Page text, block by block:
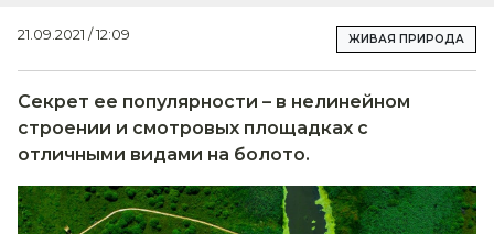
21.09.2021 / 12:09 ЖИВАЯ ПРИРОДА
Секрет ее популярности – в нелинейном
строении и смотровых площадках с
отличными видами на болото.